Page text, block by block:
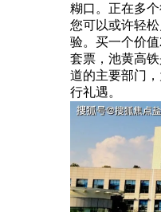
糊口。正在多
您可以或许轻
验。买一个价
套票，池黄高
道的主要部门
行礼遇。